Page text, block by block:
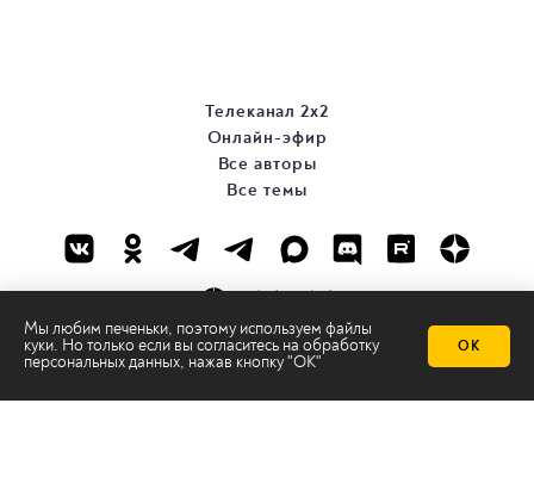
Мы любим печеньки, поэтому используем файлы
куки. Но только если вы согласитесь на обработку
персональных данных, нажав кнопку "ОК"
ОК
Телеканал 2х2
Онлайн-эфир
Все авторы
Все темы
© ООО «ТРК «2Х2», 2026
Правовая информация